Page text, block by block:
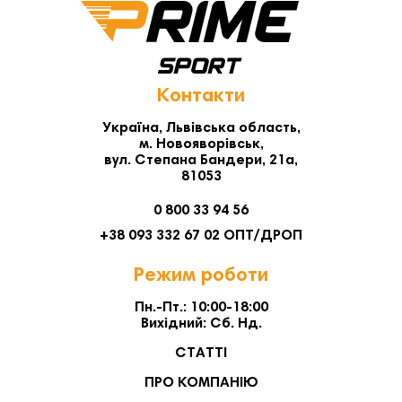
Контакти
Україна, Львівська область,
м. Новояворівськ,
вул. Степана Бандери, 21а,
81053
0 800 33 94 56
+38 093 332 67 02 ОПТ/ДРОП
Режим роботи
Пн.-Пт.: 10:00-18:00
Вихідний: Сб. Нд.
СТАТТІ
ПРО КОМПАНІЮ